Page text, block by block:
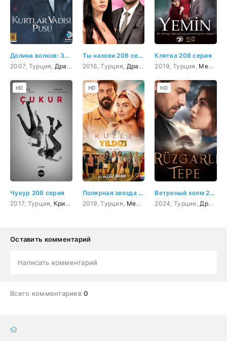
Долина волков: Западня 208 серия
2007, Турция, Драма Криминал, Триллер, Боевик,Приключения
Ты назови 208 серия
2016, Турция, Драма Мелодрама
Клятва 208 серия
2019, Турция, Мелодрама
Чукур 208 серия
2017, Турция, Криминал ,Триллер ,Боевик
HD
Полярная звезда 208 серия
2019, Турция, Мелодрама ,Комедия
HD
Ветреный холм 208 серия
2024, Турция, Драма
HD
Оставить комментарий
Написать комментарий
Всего комментариев0